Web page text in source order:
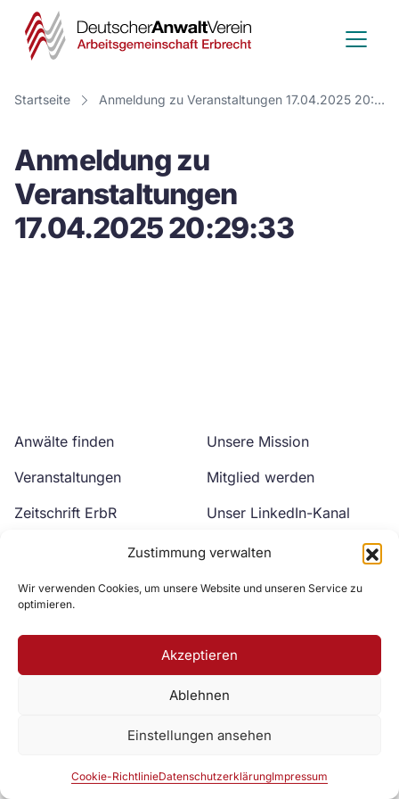
Zustimmung verwalten
Wir verwenden Cookies, um unsere Website und unseren Service zu
optimieren.
Akzeptieren
Ablehnen
Einstellungen ansehen
Cookie-RichtlinieDatenschutzerklärungImpressum
Deutscher
Anwalt
Verein
Startseite Anmeldung zu Veranstaltungen 17.04.2025 20:29:33
Anmeldung zu
Veranstaltungen
17.04.2025 20:29:33
Anwälte finden
Veranstaltungen
Zeitschrift ErbR
Unsere Mission
Mitglied werden
Unser LinkedIn-Kanal
Unser YouTube-Kanal
Zur DAV Webseite